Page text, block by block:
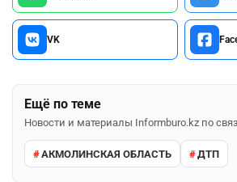
VK
Ещё по теме
Новости и материалы Informburo.kz по
АКМОЛИНСКАЯ ОБЛАСТЬ ДТП